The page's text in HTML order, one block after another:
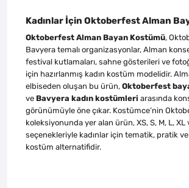
Kadınlar İçin Oktoberfest Alman
Oktoberfest Alman Bayan Kostümü,
Bavyera temalı organizasyonlar, Alman
festival kutlamaları, sahne gösterileri ve
için hazırlanmış kadın kostüm modelidir.
elbiseden oluşan bu ürün, Oktoberfest
ve Bavyera kadın kostümleri arasında
görünümüyle öne çıkar. Kostümce’nin
koleksiyonunda yer alan ürün, XS, S, M, L, XL
seçenekleriyle kadınlar için tematik, pratik
kostüm alternatifidir.